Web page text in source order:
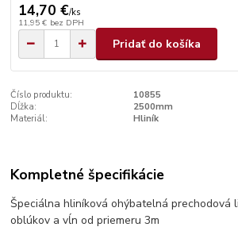
14,70 €/ks
11,95 € bez DPH
Pridať do košíka
Číslo produktu:
10855
Dĺžka:
2500mm
Materiál:
Hliník
Kompletné špecifikácie
Špeciálna hliníková ohýbatelná prechodová
oblúkov a vĺn od priemeru 3m